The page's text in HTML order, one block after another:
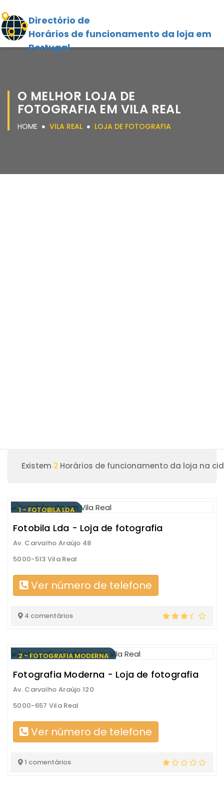
Directório de
Horários de funcionamento da loja em
Portugal
O MELHOR LOJA DE
FOTOGRAFIA EM VILA REAL
HOME VILA REAL LOJA DE FOTOGRAFIA
Existem 2 Horários de funcionamento da loja na
1 - FOTOBILA LDA
Fotobila Lda - Loja de fotografia
Av. Carvalho Araújo 48
5000-513 Vila Real
Ver número de telefone
4 comentários
2 - FOTOGRAFIA MODERNA
Fotografia Moderna - Loja de fotografia
Av. Carvalho Araújo 120
5000-657 Vila Real
Ver número de telefone
1 comentários